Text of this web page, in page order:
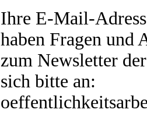
Ihre E-Mail-
haben Fragen und
zum Newsletter
sich bitte an: